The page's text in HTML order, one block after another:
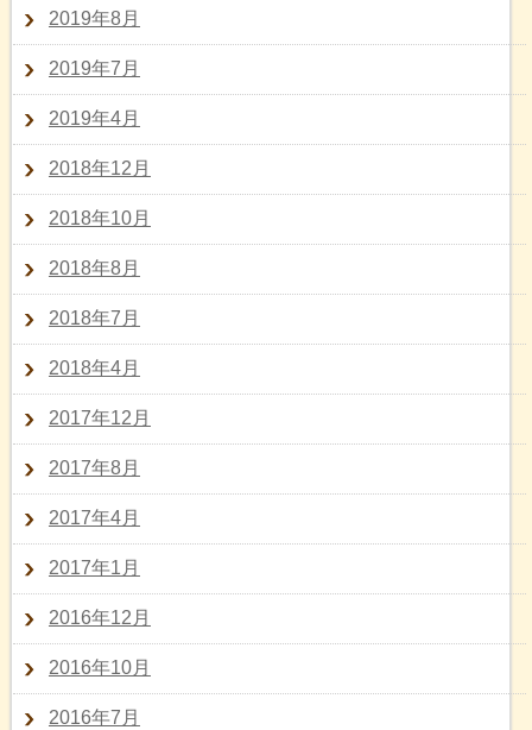
2019年8月
2019年7月
2019年4月
2018年12月
2018年10月
2018年8月
2018年7月
2018年4月
2017年12月
2017年8月
2017年4月
2017年1月
2016年12月
2016年10月
2016年7月